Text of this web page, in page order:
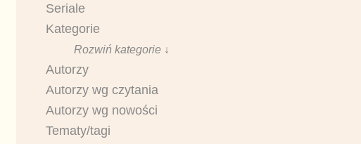
Seriale
Kategorie
Rozwiń kategorie ↓
Autorzy
Autorzy wg czytania
Autorzy wg nowości
Tematy/tagi